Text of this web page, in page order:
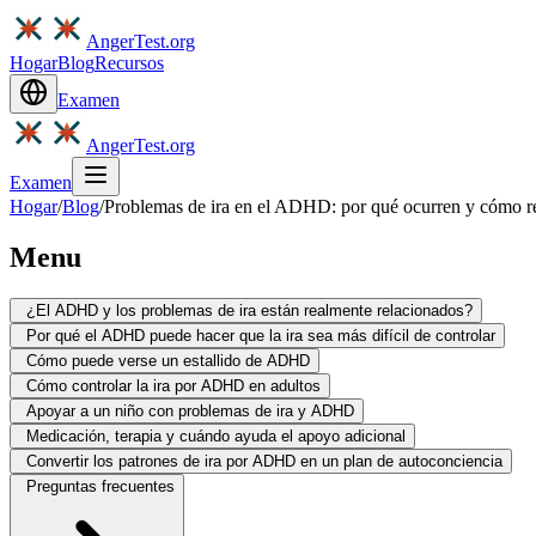
AngerTest.org
HogarBlogRecursos
Examen
AngerTest.org
Examen
Hogar/Blog/Problemas de ira en el ADHD: por qué ocurren y cómo
Menu
¿El ADHD y los problemas de ira están realmente relacionados?
Por qué el ADHD puede hacer que la ira sea más difícil de controlar
Cómo puede verse un estallido de ADHD
Cómo controlar la ira por ADHD en adultos
Apoyar a un niño con problemas de ira y ADHD
Medicación, terapia y cuándo ayuda el apoyo adicional
Convertir los patrones de ira por ADHD en un plan de autoconciencia
Preguntas frecuentes